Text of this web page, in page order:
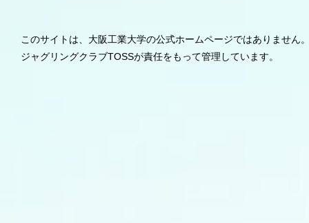
このサイトは、大阪工業大学の公式ホームページではありません
ジャグリングクラブTOSSが責任をもって管理しています。